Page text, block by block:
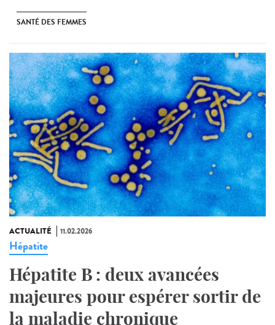
SANTÉ DES FEMMES
ACTUALITÉ 11.02.2026
Hépatite
Hépatite B : deux avancées
majeures pour espérer sortir de
la maladie chronique